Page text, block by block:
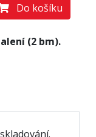
Do košíku
(2 bm).